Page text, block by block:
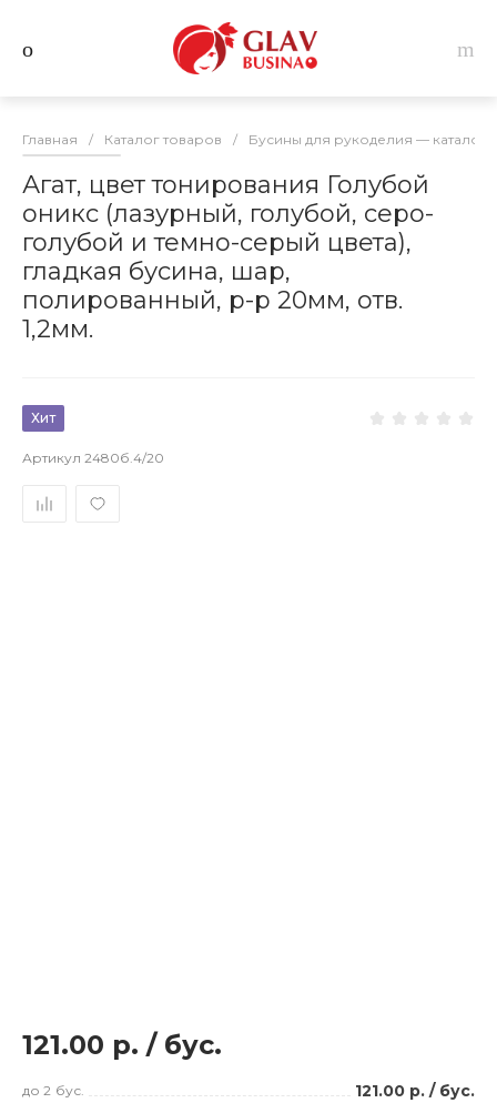
Главная / Каталог товаров / Бусины для рукоделия — каталог
Агат, цвет тонирования Голубой
оникс (лазурный, голубой, серо-
голубой и темно-серый цвета),
гладкая бусина, шар,
полированный, р-р 20мм, отв.
1,2мм.
Хит
Артикул 2480б.4/20
121.00 р. / бус.
до 2 бус. 121.00 р. / бус.